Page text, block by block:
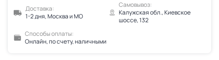
Доставка:
1-2 дня, Москва и МО
Самовывоз:
Калужская обл., Киевское
шоссе, 132
Способы оплаты:
Онлайн, по счету, наличными